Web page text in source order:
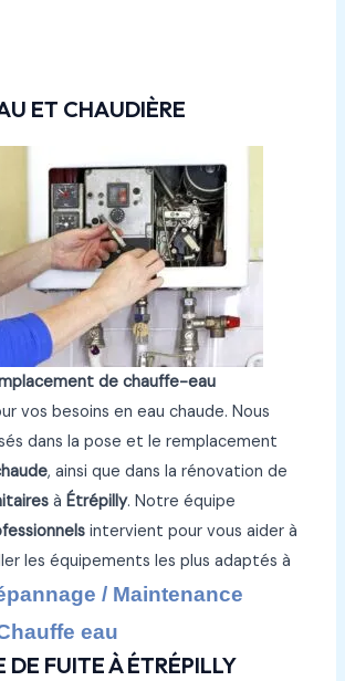
ET CHAUDIÈRE
de chauffe-eau
vos besoins en eau chaude. Nous
dans la pose et le remplacement
, ainsi que dans la rénovation de
àÉtrépilly. Notre équipe
intervient pour vous aider à
les équipements les plus adaptés à
/ Maintenance
eau
DE FUITE À ÉTRÉPILLY